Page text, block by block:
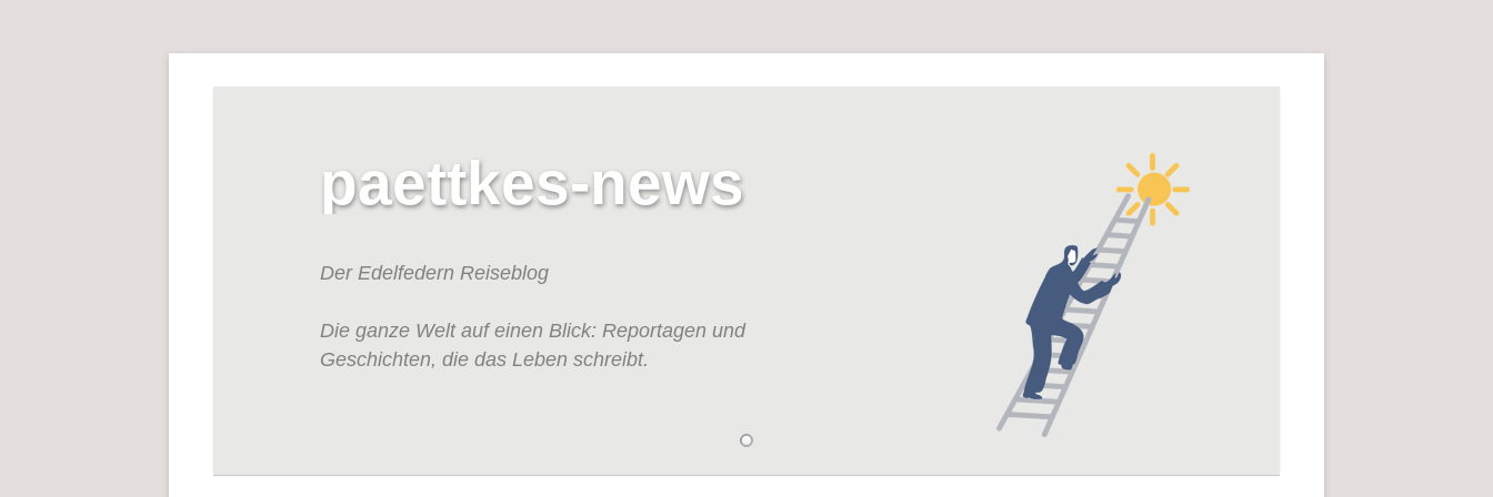
paettkes-news
Der Edelfedern Reiseblog
Die ganze Welt auf einen Blick: Reportagen und
Geschichten, die das Leben schreibt.